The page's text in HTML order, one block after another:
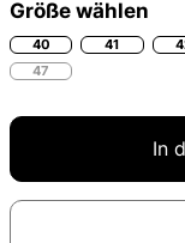
Größe wählen
40 41
47
In